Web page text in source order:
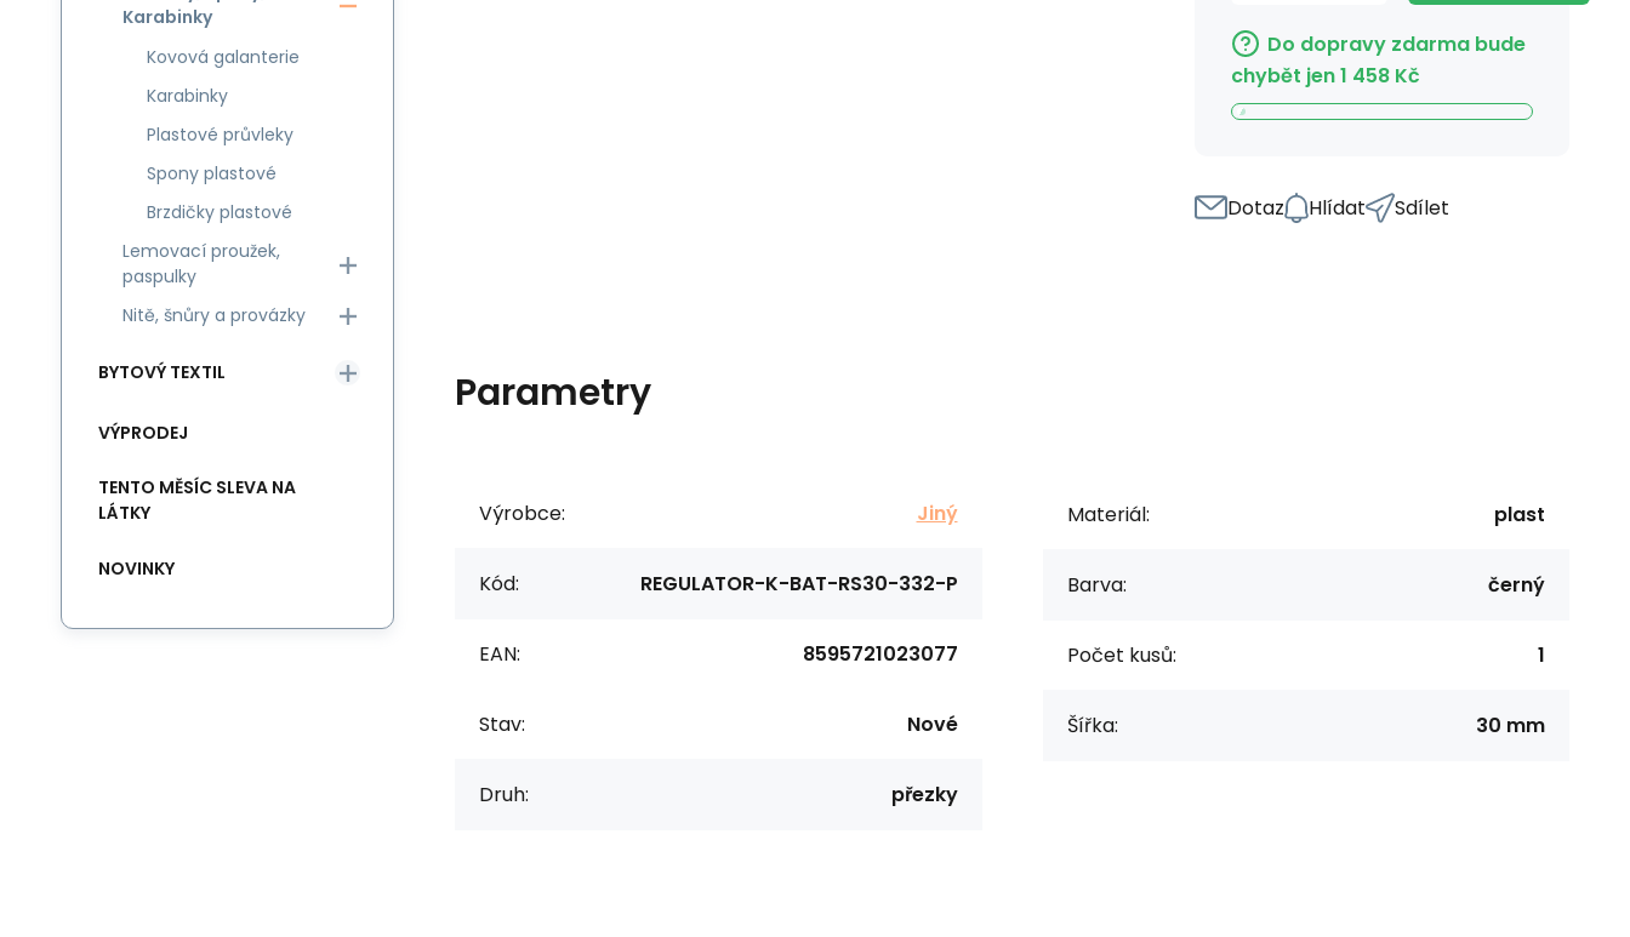
Do dopravy zdarma bude
chybět jen1 458 Kč
Dotaz Hlídat Sdílet
Parametry
Výrobce: Jiný
Kód: REGULATOR-K-BAT-RS30-332-P
EAN: 8595721023077
Stav: Nové
Druh: přezky
Materiál: plast
Barva: černý
Počet kusů: 1
Šířka: 30 mm
Karabinky
Kovová galanterie
Karabinky
Plastové průvleky
Spony plastové
Brzdičky plastové
Lemovací proužek,
paspulky
Nitě, šnůry a provázky
BYTOVÝ TEXTIL
VÝPRODEJ
TENTO MĚSÍC SLEVA NA
LÁTKY
NOVINKY